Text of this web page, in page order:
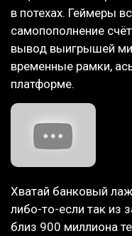
в потехах. Геймеры
самопополнение
вывод выигрышей
временные рамки,
платформе.
Хватай банковый
либо-то-если так из
близ 900 миллиона